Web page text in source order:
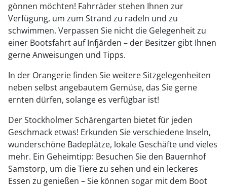
gönnen möchten! Fahrräder stehen Ihnen zur
Verfügung, um zum Strand zu radeln und zu
schwimmen. Verpassen Sie nicht die Gelegenheit zu
einer Bootsfahrt auf Infjärden – der Besitzer gibt Ihnen
gerne Anweisungen und Tipps.
In der Orangerie finden Sie weitere Sitzgelegenheiten
neben selbst angebautem Gemüse, das Sie gerne
ernten dürfen, solange es verfügbar ist!
Der Stockholmer Schärengarten bietet für jeden
Geschmack etwas! Erkunden Sie verschiedene Inseln,
wunderschöne Badeplätze, lokale Geschäfte und vieles
mehr. Ein Geheimtipp: Besuchen Sie den Bauernhof
Samstorp, um die Tiere zu sehen und ein leckeres
Essen zu genießen – Sie können sogar mit dem Boot